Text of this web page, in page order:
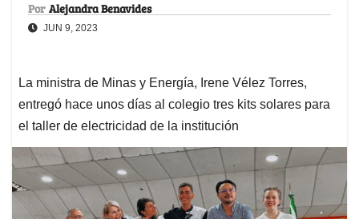
Por Alejandra Benavides
JUN 9, 2023
La ministra de Minas y Energía, Irene Vélez Torres,
entregó hace unos días al colegio tres kits solares para
el taller de electricidad de la institución